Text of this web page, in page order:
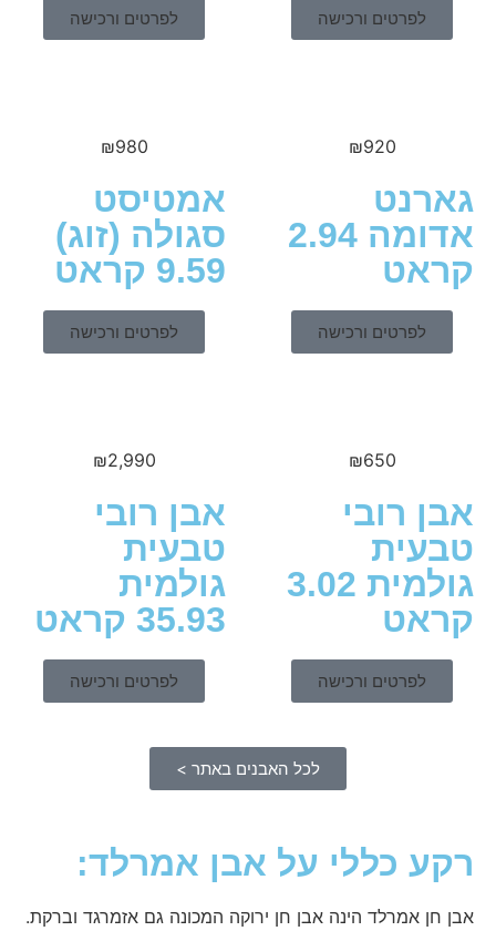
לפרטים ורכישה לפרטים ורכישה
אדומה 2.94
לפרטים ורכישה
אמטיסט
סגולה (זוג)
לפרטים ורכישה
רובי
גולמית 3.02
לפרטים ורכישה
אבן רובי
טבעית
גולמית
35.93 קראט
לפרטים ורכישה
לכל האבנים באתר >
כללי על אבן אמרלד:
אמרלד הינה אבן חן ירוקה המכונה גם אזמרגד וברקת.